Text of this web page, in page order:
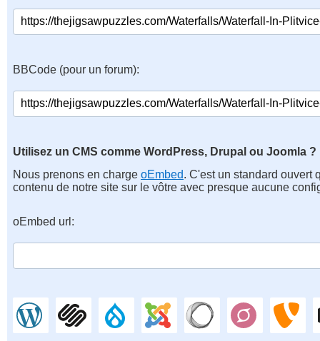
BBCode (pour un forum):
Utilisez un CMS comme WordPress, Drupal ou Joomla ?
Nous prenons en charge oEmbed. C'est un standard ouvert
contenu de notre site sur le vôtre avec presque aucune
oEmbed url: